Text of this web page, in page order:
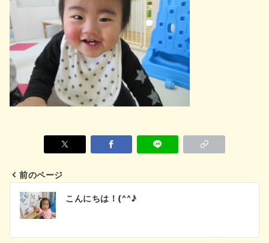
投
稿
前のページ
こんにちは！(^^♪